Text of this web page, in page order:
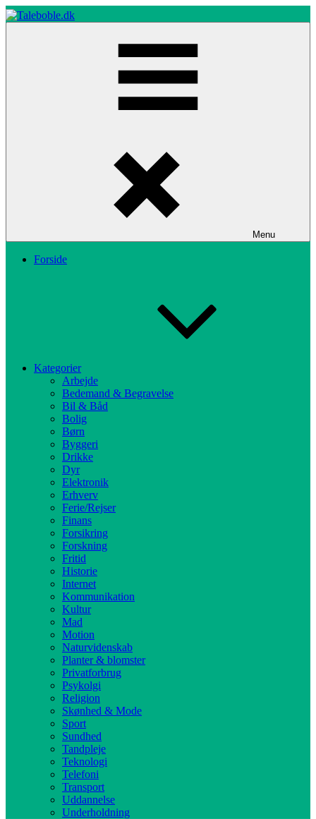
Skip
to
Menu
Forside
Kategorier
Arbejde
Bedemand & Begravelse
Bil & Båd
Bolig
Børn
Byggeri
Drikke
Dyr
Elektronik
Erhverv
Ferie/Rejser
Finans
Forsikring
Forskning
Fritid
Historie
Internet
Kommunikation
Kultur
Mad
Motion
Naturvidenskab
Planter & blomster
Privatforbrug
Psykolgi
Religion
Skønhed & Mode
Sport
Sundhed
Tandpleje
Teknologi
Telefoni
Transport
Uddannelse
Underholdning